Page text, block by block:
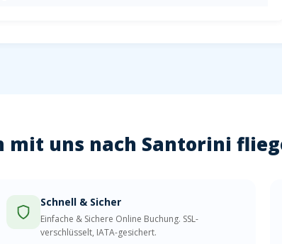
mit uns nach Santorini
Schnell & Sicher
Einfache & Sichere Online Buchung. SSL-
verschlüsselt, IATA-gesichert.